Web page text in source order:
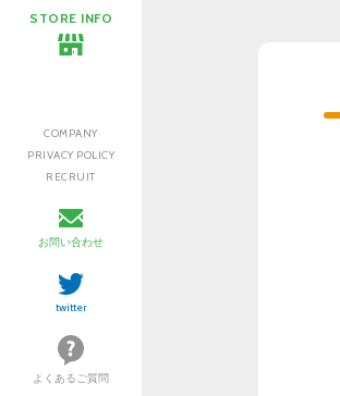
STORE INFO
COMPANY
PRIVACY POLICY
RECRUIT
お問い合わせ
twitter
よくあるご質問